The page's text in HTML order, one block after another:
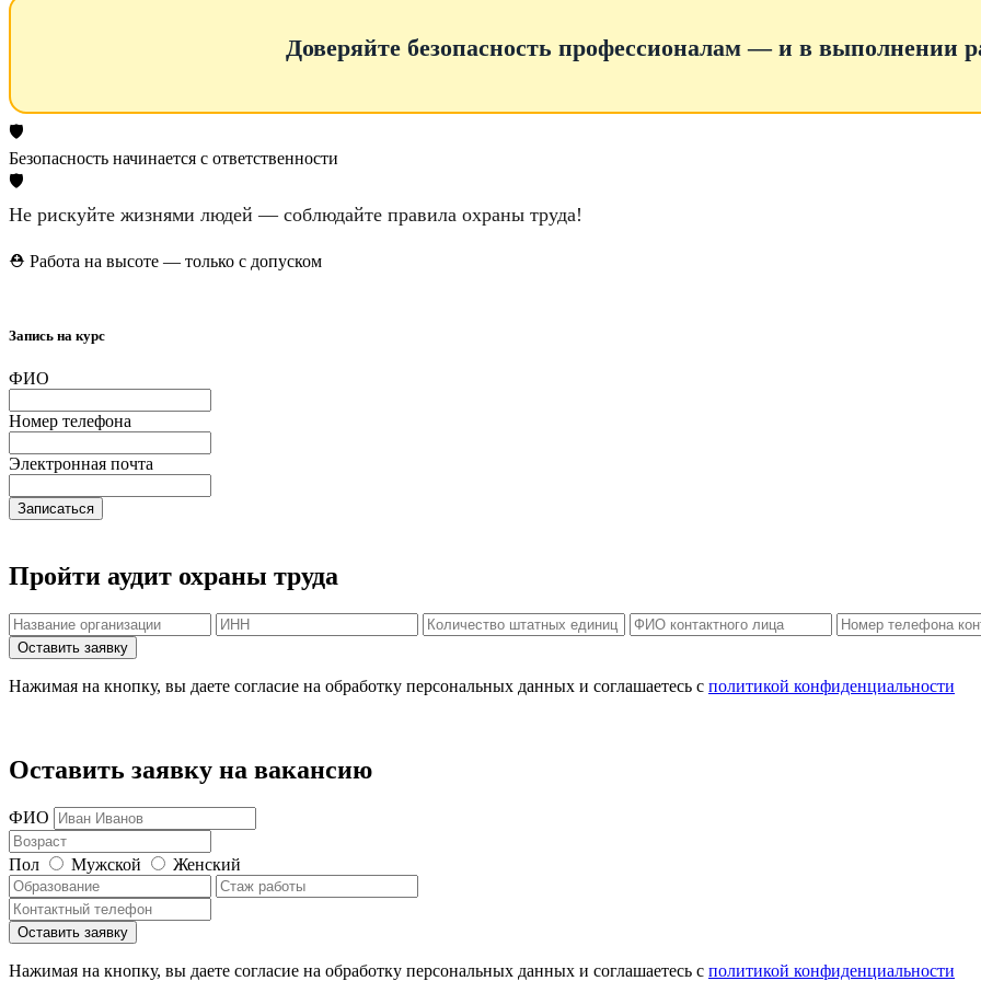
Доверяйте безопасность профессионалам — и в выполнении
🛡️
Безопасность начинается с ответственности
🛡️
Не рискуйте жизнями людей — соблюдайте правила охраны труда!
⛑️ Работа на высоте — только с допуском
Запись на курс
ФИО
Номер телефона
Электронная почта
Записаться
Пройти аудит охраны труда
Нажимая на кнопку, вы даете согласие на обработку персональных данных и соглашаетесь c политикой конфиденциальности
Оставить заявку на вакансию
ФИО
Пол Мужской Женский
Нажимая на кнопку, вы даете согласие на обработку персональных данных и соглашаетесь c политикой конфиденциальности